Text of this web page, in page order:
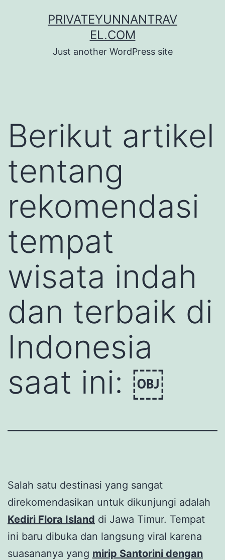
PRIVATEYUNNANTRAV
EL.COM
Just another WordPress site
Berikut artikel
tentang
rekomendasi
tempat
wisata indah
dan terbaik di
Indonesia
saat ini: ￼
Salah satu destinasi yang sangat
direkomendasikan untuk dikunjungi adalah
Kediri Flora Island di Jawa Timur. Tempat
ini baru dibuka dan langsung viral karena
suasananya yang mirip Santorini dengan